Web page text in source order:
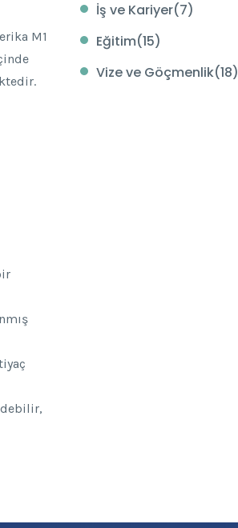
M1
İş ve Kariyer(7)
Eğitim(15)
Vize ve Göçmenlik(18)